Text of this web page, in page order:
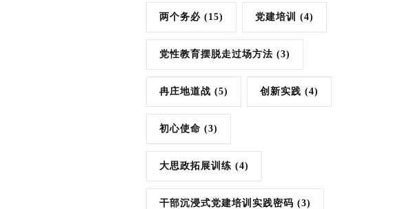
两个务必 (15) 党建培训 (4)
党性教育摆脱走过场方法 (3)
冉庄地道战 (5) 创新实践 (4)
初心使命 (3)
大思政拓展训练 (4)
干部沉浸式党建培训实践密码 (3)